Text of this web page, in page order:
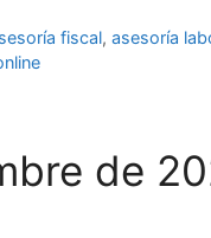
fiscal,asesoría
de